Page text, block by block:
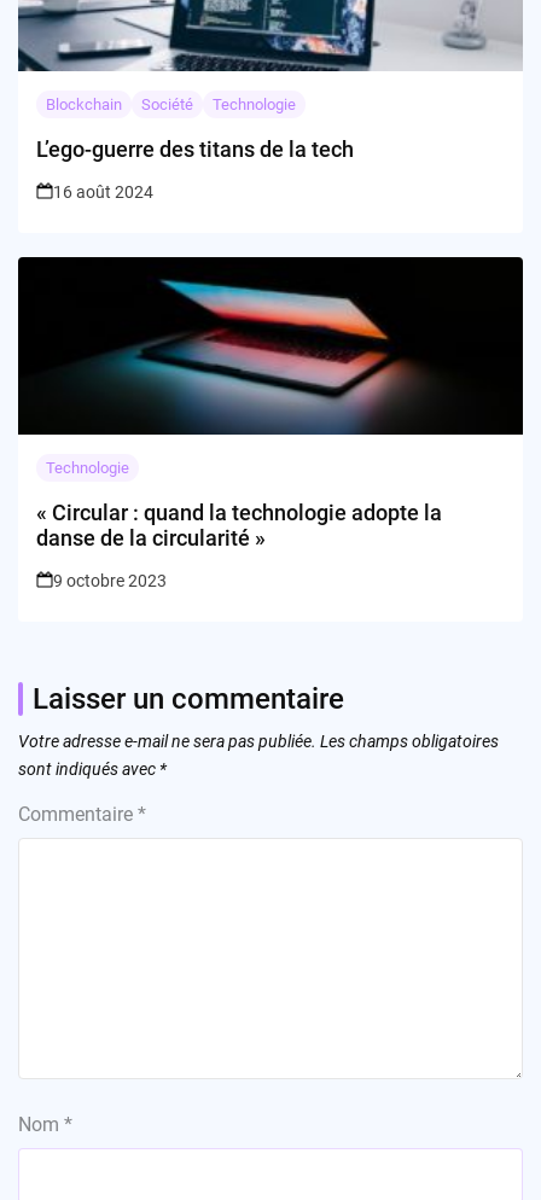
Blockchain Société Technologie
L’ego-guerre des titans de la tech
16 août 2024
Technologie
« Circular : quand la technologie adopte la
danse de la circularité »
9 octobre 2023
Laisser un commentaire
Votre adresse e-mail ne sera pas publiée. Les champs obligatoires
sont indiqués avec *
Commentaire *
Nom *